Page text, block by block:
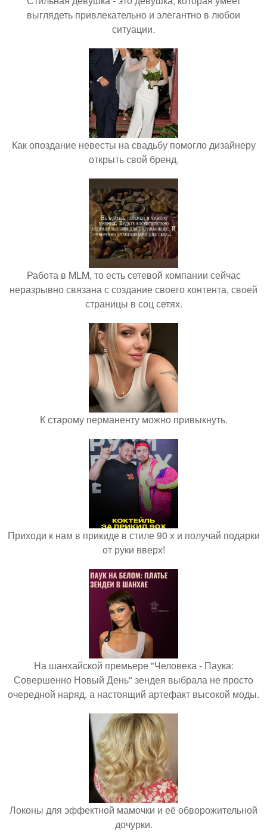
выглядеть привлекательно и элегантно в любои
ситуации.
Как опоздание невесты на свадьбу помогло дизайнеру
открыть свой бренд.
Работа в MLM, то есть сетевой компании сейчас
неразрывно связана с создание своего контента, своей
страницы в соц сетях.
К старому перманенту можно привыкнуть.
Приходи к нам в прикиде в стиле 90 х и получай подарки
от руки вверх!
На шанхайской премьере "Человека - Паука:
Совершенно Новый День" зендея выбрала не просто
очередной наряд, а настоящий артефакт высокой моды.
Локоны для эффектной мамочки и её обворожительной
дочурки.